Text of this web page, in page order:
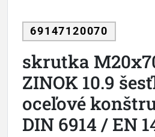
69147120070
skrutka
ZINOK 10.9
oceľové
DIN 6914 / EN